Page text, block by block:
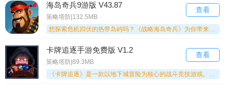
海岛奇兵9游版 V43.87
策略塔防|132.5MB
想探索危机四伏的热带岛屿吗？《战略海岛奇兵》为你带来精彩体验！玩家可以在游戏中制定作战计划，凭借智慧对抗邪恶敌人。精致的3D卡通风格呈现出生动的画面与逼真的战斗场景，能激发你的竞技潜力，带来满满的乐趣！
查看
卡牌追逐手游免费版 V1.2
策略塔防|89.3MB
《卡牌追逐》是一款以地下城冒险为核心的战斗竞技游戏。在汉化版本中，玩家可以挑选英雄与职业，亲手打造专属卡牌。随着角色不断成长，还有海量道具等待发掘，全新技能等你来解锁。《卡牌追逐》邀你前来体验，别错过这场精彩冒险！
查看